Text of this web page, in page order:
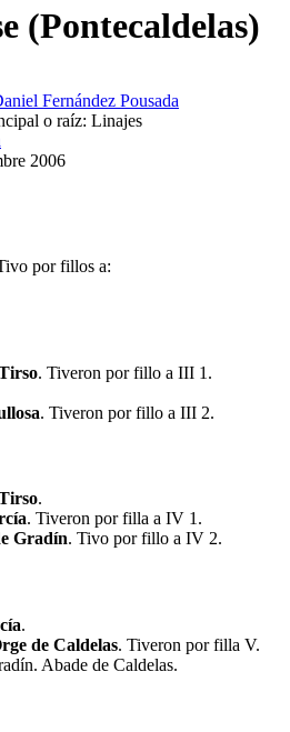
(Pontecaldelas)
Fernández Pousada
o raíz: Linajes
2006
por fillos a:
. Tiveron por fillo a III 1.
. Tiveron por fillo a III 2.
.
. Tiveron por filla a IV 1.
Gradín. Tivo por fillo a IV 2.
.
de Caldelas. Tiveron por filla V.
Abade de Caldelas.